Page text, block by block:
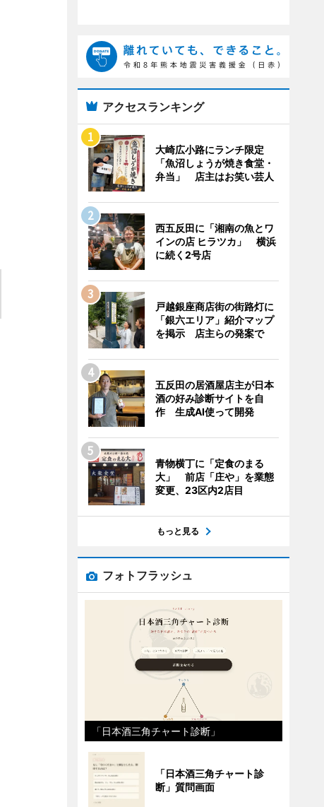
アクセスランキング
大崎広小路にランチ限定
「魚沼しょうが焼き食堂・
弁当」 店主はお笑い芸人
西五反田に「湘南の魚とワ
インの店 ヒラツカ」 横浜
に続く2号店
戸越銀座商店街の街路灯に
「銀六エリア」紹介マップ
を掲示 店主らの発案で
五反田の居酒屋店主が日本
酒の好み診断サイトを自
作 生成AI使って開発
青物横丁に「定食のまる
大」 前店「庄や」を業態
変更、23区内2店目
もっと見る
フォトフラッシュ
「日本酒三角チャート診断」
「日本酒三角チャート診
断」質問画面